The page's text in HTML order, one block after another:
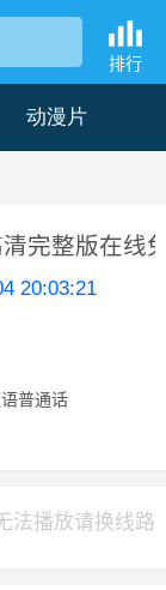
排行
动漫片
清完整版在线
20:03:21
普通话
法播放请换线路